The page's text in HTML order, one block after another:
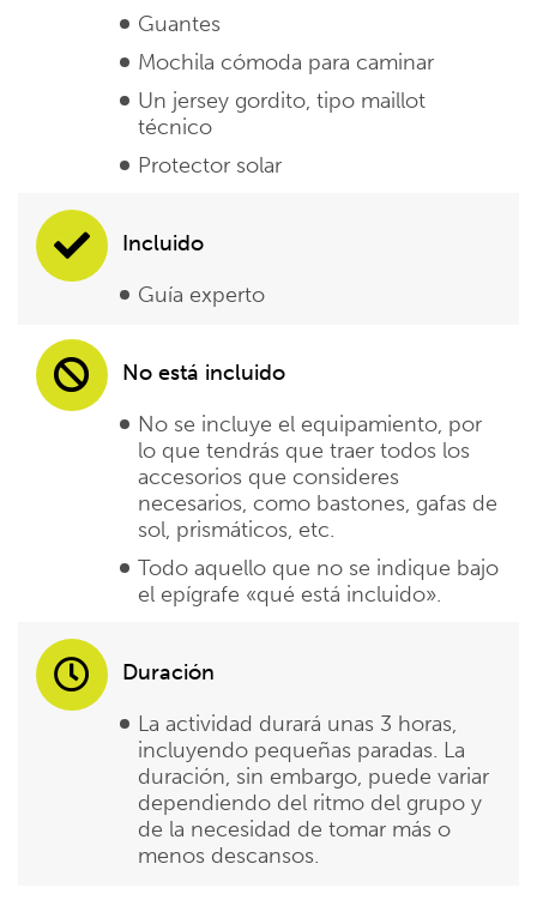
Guantes
Mochila cómoda para caminar
Un jersey gordito, tipo maillot
técnico
Protector solar
Incluido
Guía experto
No está incluido
No se incluye el equipamiento, por
lo que tendrás que traer todos los
accesorios que consideres
necesarios, como bastones, gafas de
sol, prismáticos, etc.
Todo aquello que no se indique bajo
el epígrafe «qué está incluido».
Duración
La actividad durará unas 3 horas,
incluyendo pequeñas paradas. La
duración, sin embargo, puede variar
dependiendo del ritmo del grupo y
de la necesidad de tomar más o
menos descansos.